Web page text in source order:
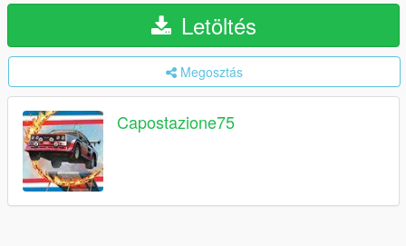
Letöltés
Megosztás
Capostazione75